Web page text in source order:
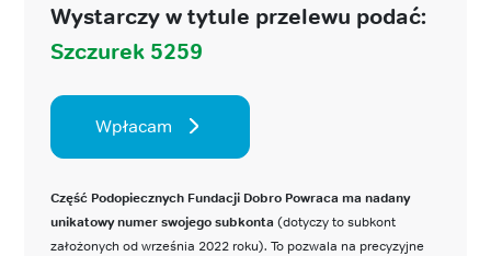
Wystarczy w tytule przelewu podać:
Szczurek 5259
Wpłacam
Część Podopiecznych Fundacji Dobro Powraca ma nadany
unikatowy numer swojego subkonta (dotyczy to subkont
założonych od września 2022 roku). To pozwala na precyzyjne